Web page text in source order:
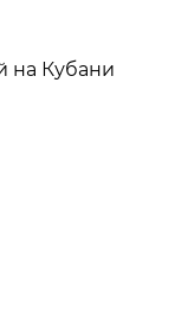
на Кубани